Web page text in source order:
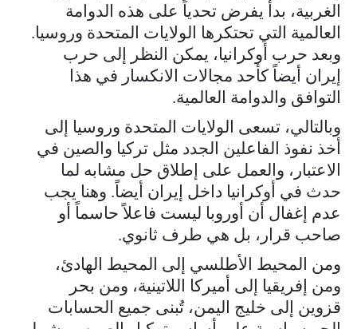
الغربية، بدأ يفرض تحدياً على هذه الدوامة
العالمية التي تحتكرها الولايات المتحدة وروسيا.
وبعد حرب أوكرانيا، يمكن النظر إلى حرب
إيران أيضاً كأحد مجالات الانكسار في هذا
التوافق والدوامة العالمية.
وبالتالي، تسعى الولايات المتحدة وروسيا إلى
أخذ نفوذ الفاعلين الجدد مثل تركيا والصين في
الاعتبار، والعمل على إطلاق حل مشابه لما
حدث في أوكرانيا داخل إيران أيضاً. وهنا يجب
عدم إغفال أن أوروبا ليست فاعلاً حاسماً أو
صاحب قرار، بل هي طرف ثانوي.
ومن المحيط الأطلسي إلى المحيط الهادئ،
ومن إفريقيا إلى أميركا اللاتينية، ومن بحر
قزوين إلى خليج اليمن، تُبنى جميع الحسابات